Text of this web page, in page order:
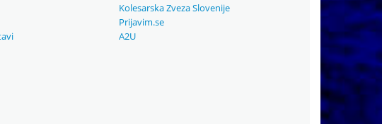
Kolesarska Zveza Slovenije
Prijavim.se
A2U